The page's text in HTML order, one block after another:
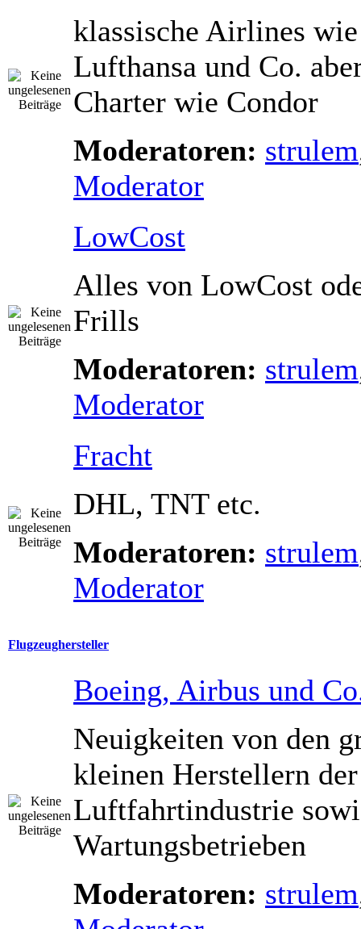
klassische Airlines wie
Lufthansa und Co.
Charter wie Condor
Moderatoren: strulem
Moderator
LowCost
Alles von LowCost
Frills
Moderatoren: strulem
Moderator
Fracht
DHL, TNT etc.
Moderatoren: strulem
Moderator
Flugzeughersteller
Boeing, Airbus und
Neuigkeiten von den
kleinen Herstellern der
Luftfahrtindustrie
Wartungsbetrieben
Moderatoren: strulem